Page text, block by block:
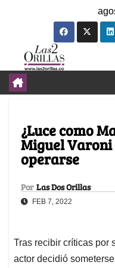
¿Luce como
Miguel Varoni
operarse
Por Las Dos Orillas
FEB 7, 2022
Tras recibir críticas por
actor decidió